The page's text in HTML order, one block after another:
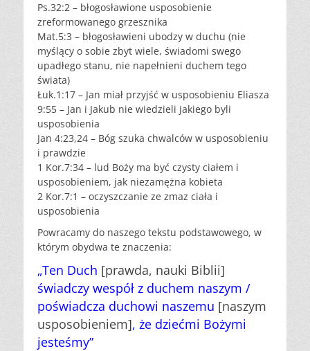
Ps.32:2 – błogosławione usposobienie
zreformowanego grzesznika
Mat.5:3 – błogosławieni ubodzy w duchu (nie
myślący o sobie zbyt wiele, świadomi swego
upadłego stanu, nie napełnieni duchem tego
świata)
Łuk.1:17 – Jan miał przyjść w usposobieniu Eliasza
9:55 – Jan i Jakub nie wiedzieli jakiego byli
usposobienia
Jan 4:23,24 – Bóg szuka chwalców w usposobieniu
i prawdzie
1 Kor.7:34 – lud Boży ma być czysty ciałem i
usposobieniem, jak niezamężna kobieta
2 Kor.7:1 – oczyszczanie ze zmaz ciała i
usposobienia
Powracamy do naszego tekstu podstawowego, w
którym obydwa te znaczenia:
„Ten Duch [prawda, nauki Biblii]
świadczy wespół z duchem naszym /
poświadcza duchowi naszemu [naszym
usposobieniem], że dziećmi Bożymi
jesteśmy”